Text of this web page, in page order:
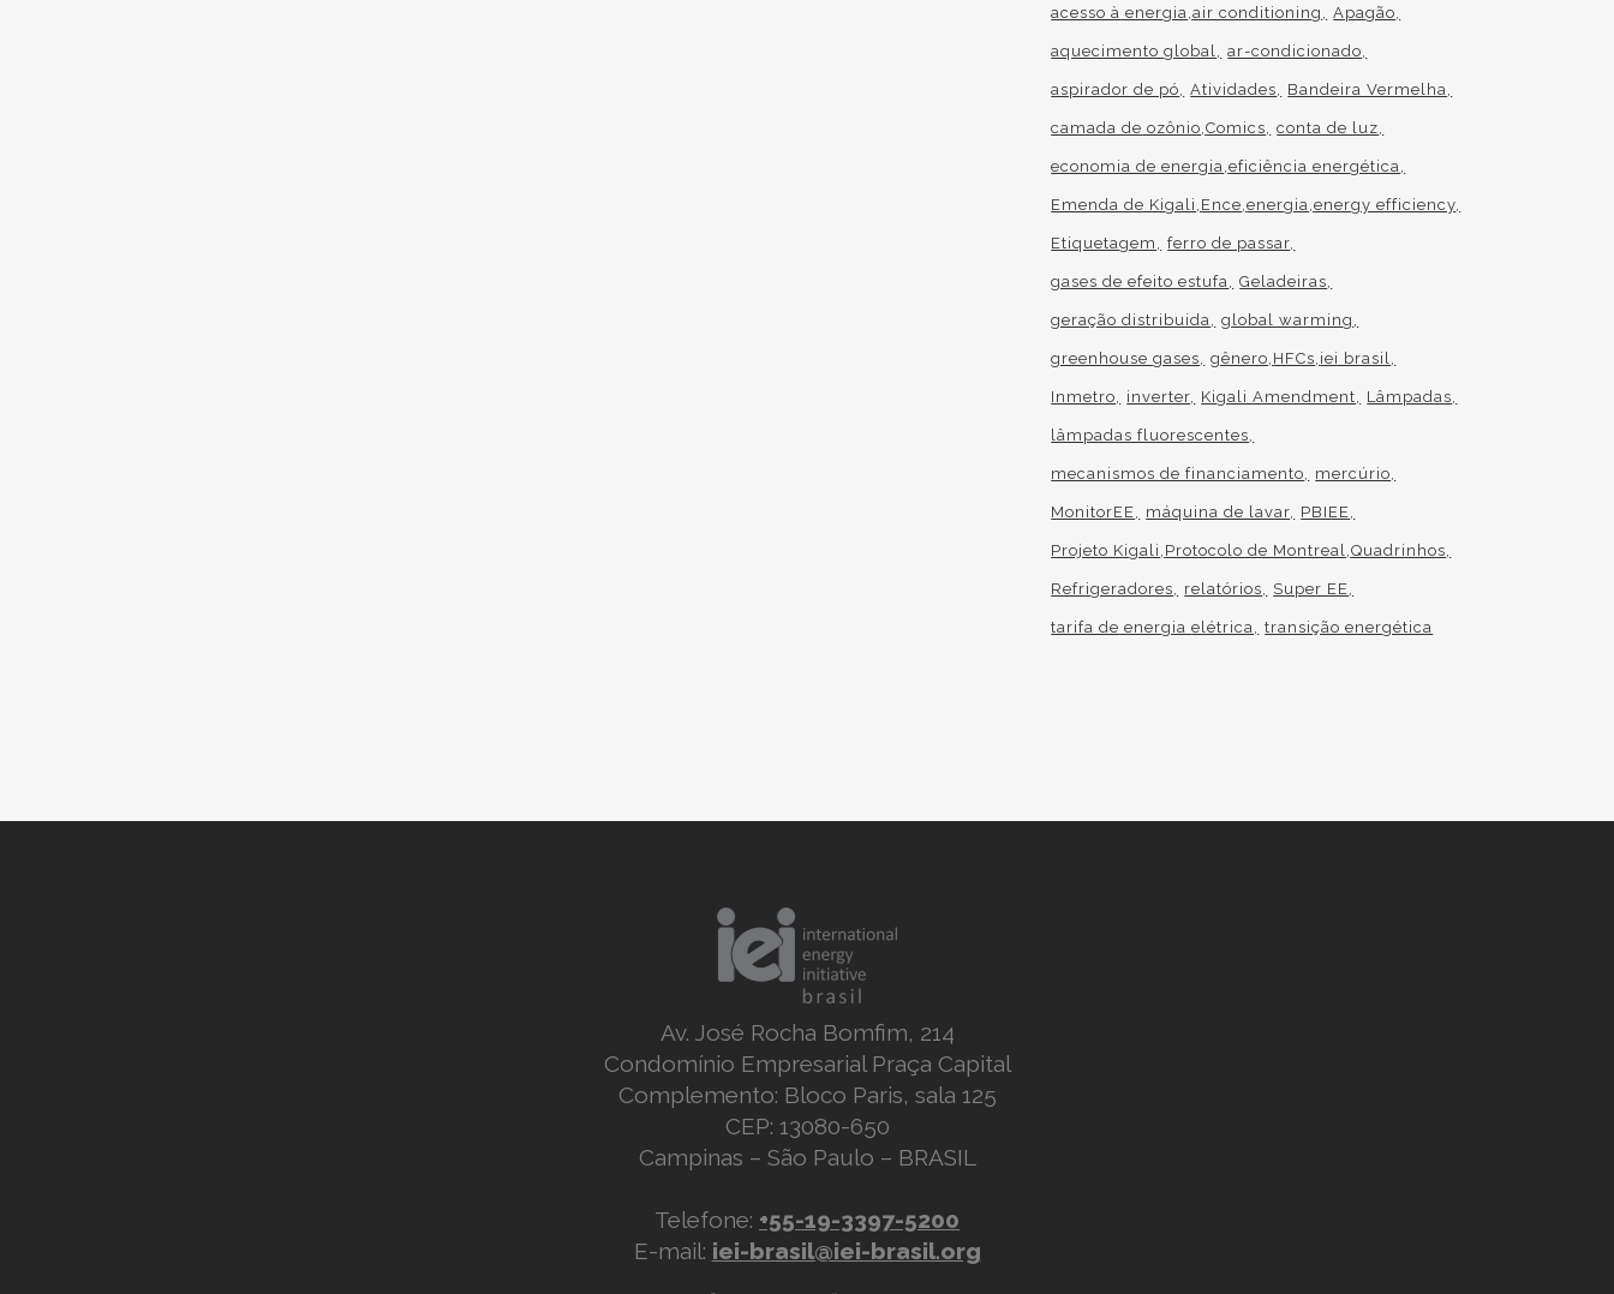
acesso à energia air conditioning Apagão
aquecimento global ar-condicionado
aspirador de pó Atividades Bandeira Vermelha
camada de ozônio Comics conta de luz
economia de energia eficiência energética
Emenda de Kigali Ence energia energy efficiency
Etiquetagem ferro de passar
gases de efeito estufa Geladeiras
geração distribuida global warming
greenhouse gases gênero HFCs iei brasil
Inmetro inverter Kigali Amendment Lâmpadas
lâmpadas fluorescentes
mecanismos de financiamento mercúrio
MonitorEE máquina de lavar PBIEE
Projeto Kigali Protocolo de Montreal Quadrinhos
Refrigeradores relatórios Super EE
tarifa de energiaelétrica transição energética
Av. José Rocha Bomfim, 214
Condomínio Empresarial Praça Capital
Complemento: Bloco Paris, sala 125
CEP: 13080-650
Campinas – São Paulo – BRASIL
Telefone: +55-19-3397-5200
E-mail: iei-brasil@iei-brasil.org